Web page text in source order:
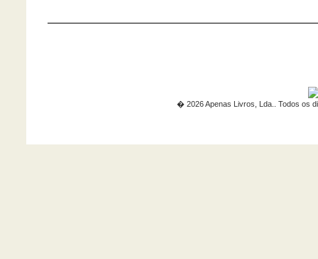
� 2026 Apenas Livros, Lda.. Todos os